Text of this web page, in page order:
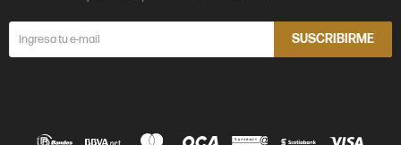
SUSCRIBIRME